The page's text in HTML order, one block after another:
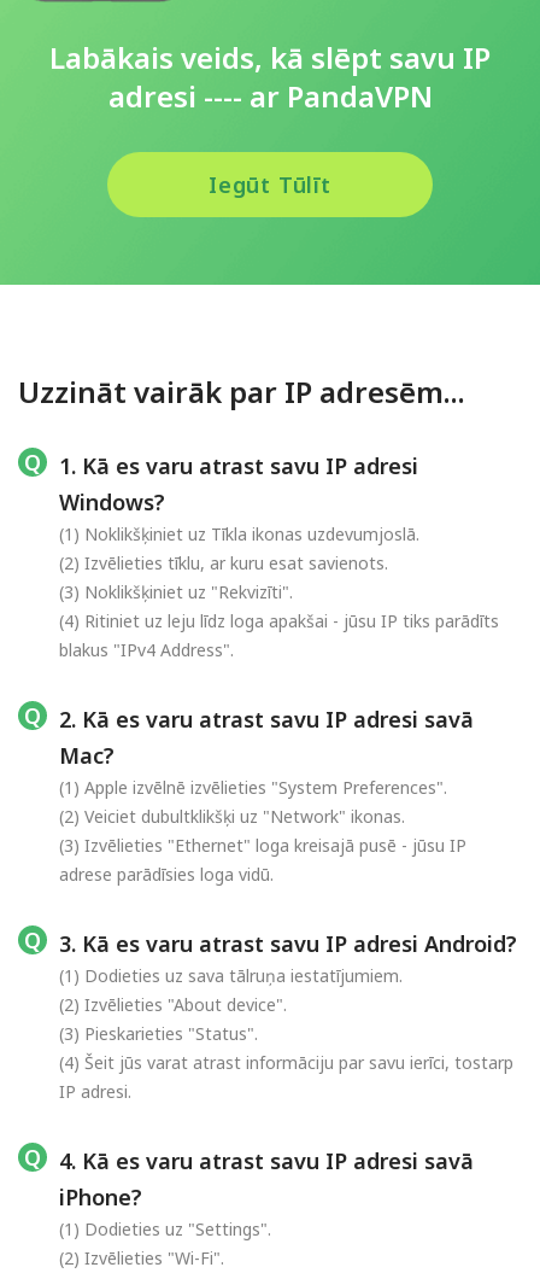
Labākais veids, kā slēpt savu IP
adresi ---- ar PandaVPN
Iegūt Tūlīt
Uzzināt vairāk par IP adresēm...
1. Kā es varu atrast savu IP adresi
Windows?
(1) Noklikšķiniet uz Tīkla ikonas uzdevumjoslā.
(2) Izvēlieties tīklu, ar kuru esat savienots.
(3) Noklikšķiniet uz "Rekvizīti".
(4) Ritiniet uz leju līdz loga apakšai - jūsu IP tiks parādīts
blakus "IPv4 Address".
2. Kā es varu atrast savu IP adresi savā
Mac?
(1) Apple izvēlnē izvēlieties "System Preferences".
(2) Veiciet dubultklikšķi uz "Network" ikonas.
(3) Izvēlieties "Ethernet" loga kreisajā pusē - jūsu IP
adrese parādīsies loga vidū.
3. Kā es varu atrast savu IP adresi Android?
(1) Dodieties uz sava tālruņa iestatījumiem.
(2) Izvēlieties "About device".
(3) Pieskarieties "Status".
(4) Šeit jūs varat atrast informāciju par savu ierīci, tostarp
IP adresi.
4. Kā es varu atrast savu IP adresi savā
iPhone?
(1) Dodieties uz "Settings".
(2) Izvēlieties "Wi-Fi".